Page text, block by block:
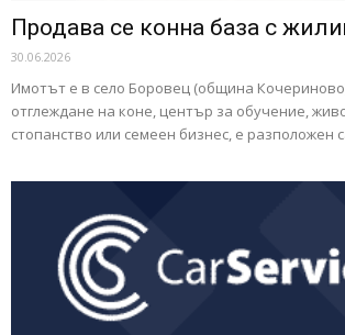
Продава се конна база с
30.06.2026
Имотът е в село Боровец (община
отглеждане на коне, център за обучение,
стопанство или семеен бизнес, e разположен